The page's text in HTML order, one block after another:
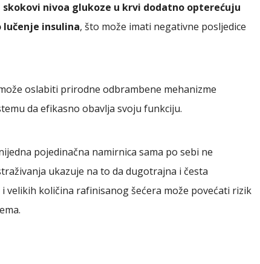
skokovi nivoa glukoze u krvi dodatno opterećuju
lučenje insulina, što može imati negativne posljedice
oslabiti prirodne odbrambene mehanizme
da efikasno obavlja svoju funkciju.
pojedinačna namirnica sama po sebi ne
ukazuje na to da dugotrajna i česta
velikih količina rafinisanog šećera može povećati rizik